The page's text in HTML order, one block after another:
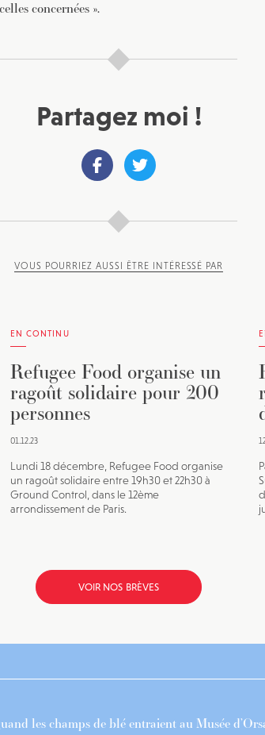
concernées ».
Partagez moi !
VOUS POURRIEZ AUSSI ÊTRE INTÉRESSÉ PAR
EN CONTINU
Refugee Food organise un
ragoût solidaire pour 200
personnes
01.12.23
Lundi 18 décembre, Refugee Food organise
un ragoût solidaire entre 19h30 et 22h30 à
Ground Control, dans le 12ème
arrondissement de Paris.
VOIR NOS BRÈVES
les champs de blé entraient au Musée